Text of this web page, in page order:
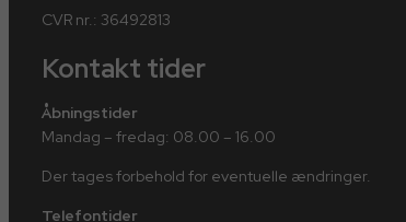
CVR nr.: 36492813
Kontakt tider
Åbningstider
Mandag – fredag: 08.00 – 16.00
Der tages forbehold for eventuelle ændringer.
Telefontider